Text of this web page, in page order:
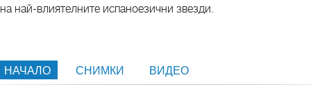
на най-влиятелните испаноезични звезди.
НАЧАЛО СНИМКИ ВИДЕО